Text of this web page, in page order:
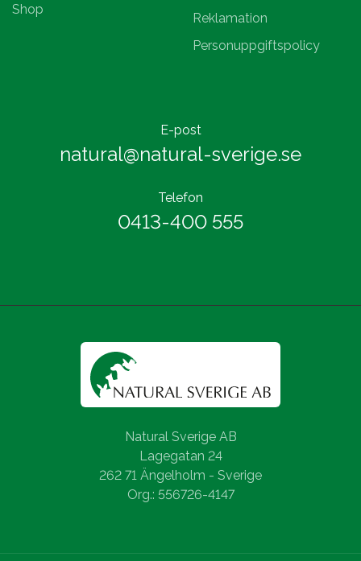
Shop
Reklamation
Personuppgiftspolicy
E-post
natural@natural-sverige.se
Telefon
0413-400 555
Natural Sverige AB
Lagegatan 24
262 71 Ängelholm - Sverige
Org.: 556726-4147